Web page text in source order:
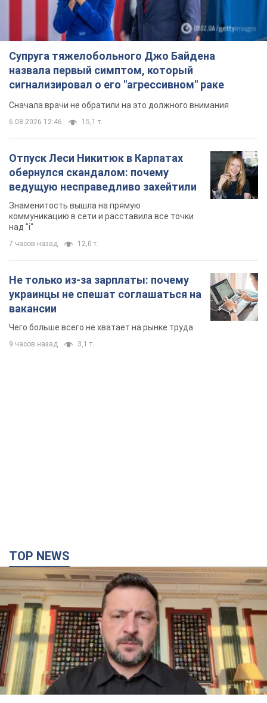
Супруга тяжелобольного Джо Байдена
назвала первый симптом, который
сигнализировал о его "агрессивном" раке
Сначала врачи не обратили на это должного внимания
6.08.2026 12:46 15,1 т.
Отпуск Леси Никитюк в Карпатах
обернулся скандалом: почему
ведущую несправедливо захейтили
Знаменитость вышла на прямую
коммуникацию в сети и расставила все точки
над "i"
7 часов назад 12,0 т.
Не только из-за зарплаты: почему
украинцы не спешат соглашаться на
вакансии
Чего больше всего не хватает на рынке труда
9 часов назад 3,1 т.
TOP NEWS